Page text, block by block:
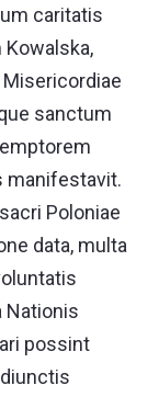
caritatis
sanctum
manifestavit.
Poloniae
data, multa
Nationis
possint